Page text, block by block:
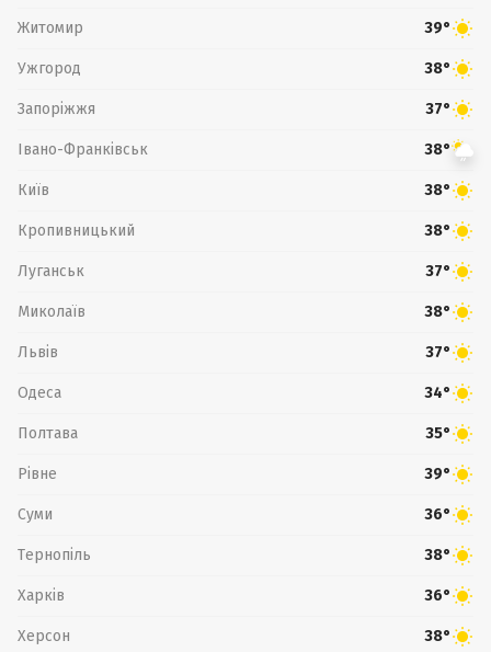
Житомир 39°
Ужгород 38°
Запоріжжя 37°
Івано-Франківськ 38°
Київ 38°
Кропивницький 38°
Луганськ 37°
Миколаїв 38°
Львів 37°
Одеса 34°
Полтава 35°
Рівне 39°
Суми 36°
Тернопіль 38°
Харків 36°
Херсон 38°